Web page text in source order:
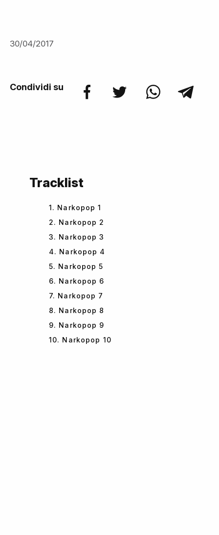
30/04/2017
Condividi su
Tracklist
1. Narkopop 1
2. Narkopop 2
3. Narkopop 3
4. Narkopop 4
5. Narkopop 5
6. Narkopop 6
7. Narkopop 7
8. Narkopop 8
9. Narkopop 9
10. Narkopop 10